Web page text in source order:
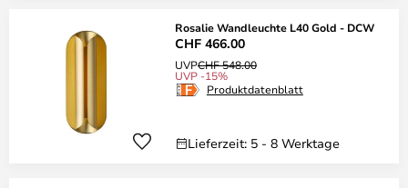
Rosalie Wandleuchte L40 Gold - DCW
CHF 466.00
UVPCHF 548.00
UVP -15%
Produktdatenblatt
Lieferzeit: 5 - 8 Werktage